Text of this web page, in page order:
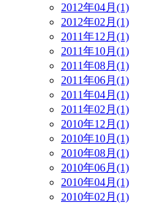
2012年04月(1)
2012年02月(1)
2011年12月(1)
2011年10月(1)
2011年08月(1)
2011年06月(1)
2011年04月(1)
2011年02月(1)
2010年12月(1)
2010年10月(1)
2010年08月(1)
2010年06月(1)
2010年04月(1)
2010年02月(1)